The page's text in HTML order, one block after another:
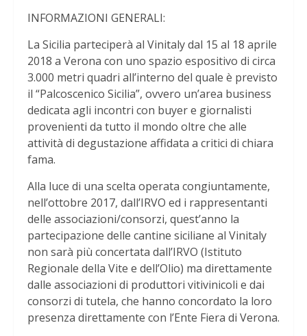
INFORMAZIONI GENERALI:
La Sicilia parteciperà al Vinitaly dal 15 al 18 aprile
2018 a Verona con uno spazio espositivo di circa
3.000 metri quadri all’interno del quale è previsto
il “Palcoscenico Sicilia”, ovvero un’area business
dedicata agli incontri con buyer e giornalisti
provenienti da tutto il mondo oltre che alle
attività di degustazione affidata a critici di chiara
fama.
Alla luce di una scelta operata congiuntamente,
nell’ottobre 2017, dall’IRVO ed i rappresentanti
delle associazioni/consorzi, quest’anno la
partecipazione delle cantine siciliane al Vinitaly
non sarà più concertata dall’IRVO (Istituto
Regionale della Vite e dell’Olio) ma direttamente
dalle associazioni di produttori vitivinicoli e dai
consorzi di tutela, che hanno concordato la loro
presenza direttamente con l’Ente Fiera di Verona.